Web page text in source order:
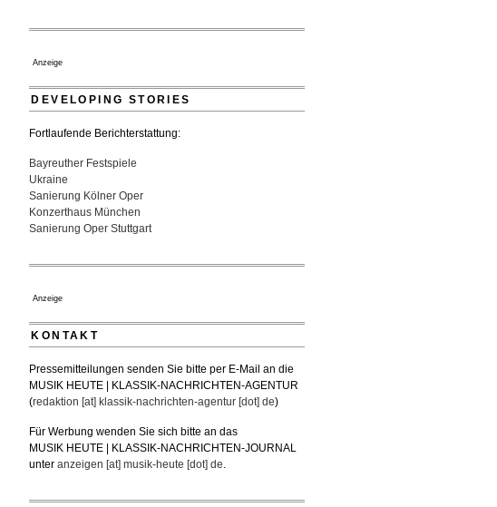
Dirigent Nicolás Pasquet mit Würth-Preis der
07. August 2026 - 13:20 Uhr
Anzeige
DEVELOPING STORIES
Fortlaufende Berichterstattung:
Bayreuther Festspiele
Ukraine
Sanierung Kölner Oper
Konzerthaus München
Sanierung Oper Stuttgart
Anzeige
KONTAKT
Pressemitteilungen senden Sie bitte per E-Mail an die
MUSIK HEUTE | KLASSIK-NACHRICHTEN-AGENTUR
(redaktion [at] klassik-nachrichten-agentur [dot] de)
Für Werbung wenden Sie sich bitte an das
MUSIK HEUTE | KLASSIK-NACHRICHTEN-JOURNAL
unteranzeigen [at] musik-heute [dot] de.